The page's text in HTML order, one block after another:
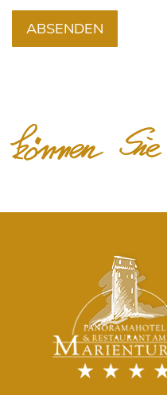
ABSENDEN